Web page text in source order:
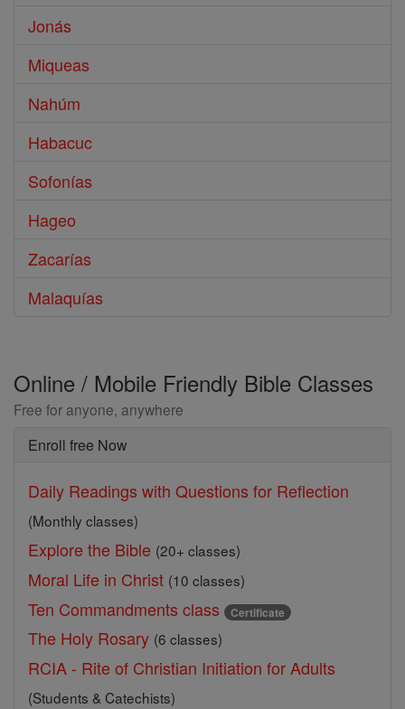
Jonás
Miqueas
Nahúm
Habacuc
Sofonías
Hageo
Zacarías
Malaquías
Online / Mobile Friendly Bible Classes
Free for anyone, anywhere
Enroll free Now
Daily Readings with Questions for Reflection
(Monthly classes)
Explore the Bible (20+ classes)
Moral Life in Christ (10 classes)
Ten Commandments class Certificate
The Holy Rosary (6 classes)
RCIA - Rite of Christian Initiation for Adults
(Students & Catechists)